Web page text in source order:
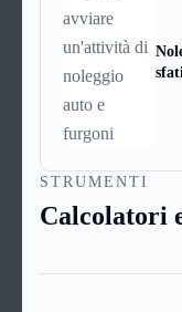
STRUMENTI
Calcolatori